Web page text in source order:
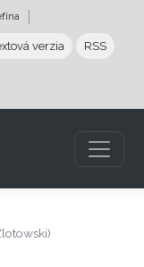
verzia RSS